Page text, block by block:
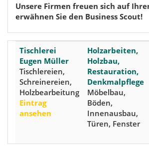
Unsere Firmen freuen sich auf
erwähnen Sie den Business Scout!
Tischlerei
Eugen Müller
Tischlereien,
Schreinereien,
Holzbearbeitung
Eintrag
ansehen
Holzarbeiten,
Holzbau,
Restauration,
Denkmalpflege
Möbelbau,
Böden,
Innenausbau,
Türen, Fenster